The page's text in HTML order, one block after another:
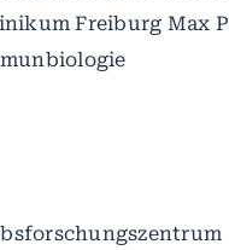
Freiburg Max